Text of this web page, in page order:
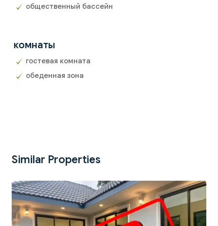
общественный бассейн
комнаты
гостевая комната
обеденная зона
Similar Properties